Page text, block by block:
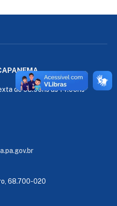
de 08:00hs às 14:00hs
gov.br
68.700-020